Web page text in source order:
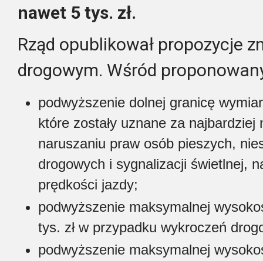
nawet 5 tys. zł.
Rząd opublikował propozycje
drogowym. Wśród
podwyższenie dolnej granicę
które zostały uznane za najbardziej
naruszaniu praw osób pieszych,
drogowych i sygnalizacji świetlnej,
prędkości jazdy;
podwyższenie maksymalnej
tys. zł w przypadku wykroczeń
podwyższenie maksymalnej